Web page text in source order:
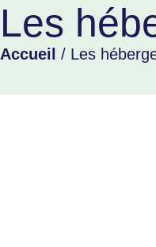
Les
Accueil / Les